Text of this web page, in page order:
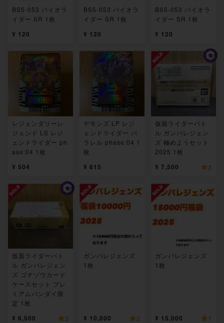
BS5-053 バイオラ
イダー SR 1枚
¥ 120
BS5-053 バイオラ
イダー SR 1枚
¥ 120
BS5-053 バイオラ
イダー SR 1枚
¥ 120
レジェンダリーレ
ジェンド LS レジ
ェンドライダー ph
ase:04 1枚
¥ 504
デモンズ LP レジ
ェンドライダー パ
ラレル phase:04 1
枚
¥ 615
仮面ライダーバト
ル ガンバレジェン
ズ 極めようセット
2025 1枚
¥ 7,500 3
仮面ライダーバト
ル ガンバレジェン
ズ ゴチゾウカード
ケースセット プレ
ミアムバンダイ限
定 1枚
¥ 6,500 3
ガンバレジェンズ
1枚
¥ 10,000 2
ガンバレジェンズ
1枚
¥ 15,000 1